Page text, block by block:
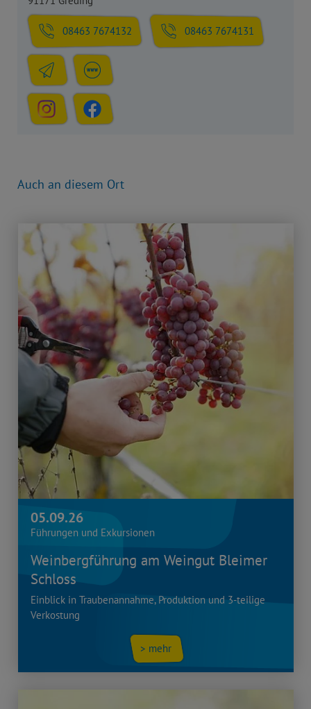
08463 7674132 08463 7674131
Auch an diesem Ort
05.09.26
Führungen und Exkursionen
Weinbergführung am Weingut Bleimer
Schloss
Einblick in Traubenannahme, Produktion und 3-teilige
Verkostung
> mehr